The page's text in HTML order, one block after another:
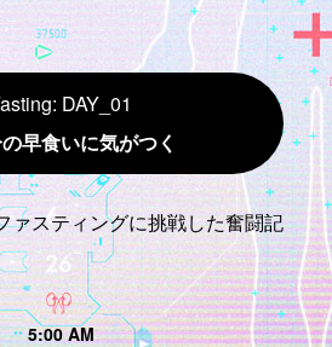
DAY_01
早食いに気がつく
ァスティングに挑戦した奮闘記
5:00 AM